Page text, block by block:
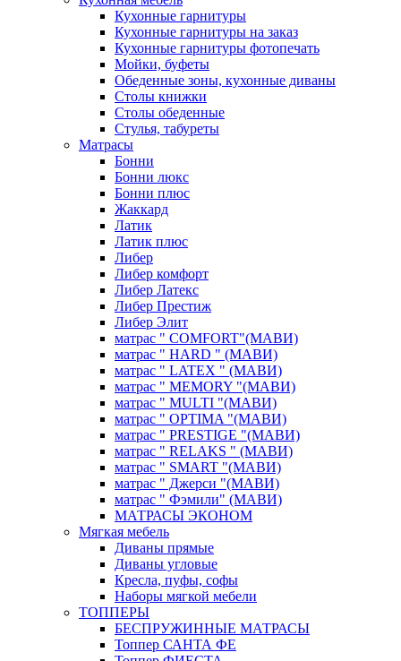
Кухонные гарнитуры
Кухонные гарнитуры на заказ
Кухонные гарнитуры фотопечать
Мойки, буфеты
Обеденные зоны, кухонные диваны
Столы книжки
Столы обеденные
Стулья, табуреты
Матрасы
Бонни
Бонни люкс
Бонни плюс
Жаккард
Латик
Латик плюс
Либер
Либер комфорт
Либер Латекс
Либер Престиж
Либер Элит
матрас " COMFORT"(МАВИ)
матрас " HARD " (МАВИ)
матрас " LATEX " (МАВИ)
матрас " MEMORY "(МАВИ)
матрас " MULTI "(МАВИ)
матрас " OPTIMA "(МАВИ)
матрас " PRESTIGE "(МАВИ)
матрас " RELAKS " (МАВИ)
матрас " SMART "(МАВИ)
матрас " Джерси "(МАВИ)
матрас " Фэмили" (МАВИ)
МАТРАСЫ ЭКОНОМ
Мягкая мебель
Диваны прямые
Диваны угловые
Кресла, пуфы, софы
Наборы мягкой мебели
ТОППЕРЫ
БЕСПРУЖИННЫЕ МАТРАСЫ
Топпер САНТА ФЕ